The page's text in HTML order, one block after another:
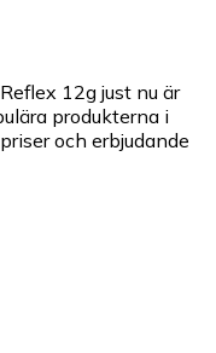
12g just nu är
produkterna i
och erbjudande